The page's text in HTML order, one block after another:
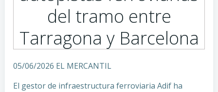
del tramo entre
Tarragona y Barcelona
05/06/2026 EL MERCANTIL
El gestor de infraestructura ferroviaria Adif ha